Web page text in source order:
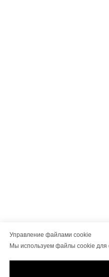
Управление файлами cookie
Мы используем файлы cookie для